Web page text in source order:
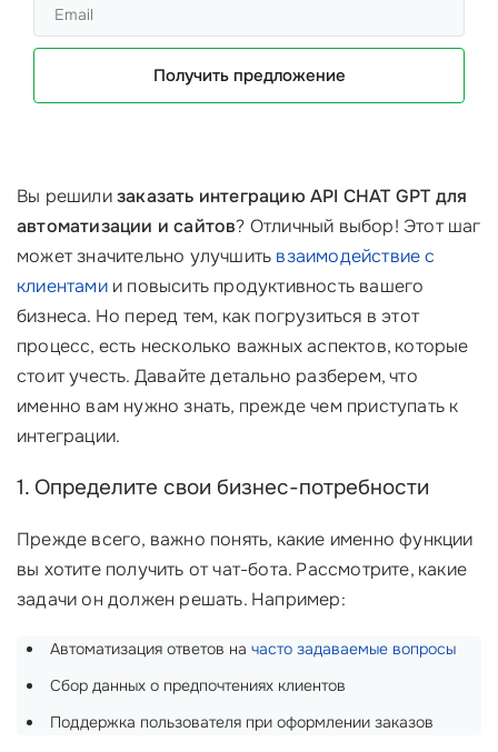
Получить предложение
Вы решилизаказать интеграцию API CHAT GPT для
автоматизации и сайтов? Отличный выбор! Этот шаг
может значительно улучшить взаимодействие с
клиентамии повысить продуктивность вашего
бизнеса. Но перед тем, как погрузиться в этот
процесс, есть несколько важных аспектов, которые
стоит учесть. Давайте детально разберем, что
именно вам нужно знать, прежде чем приступать к
интеграции.
1. Определите свои бизнес-потребности
Прежде всего, важно понять, какие именно функции
вы хотите получить от чат-бота. Рассмотрите, какие
задачи он должен решать. Например:
Автоматизация ответов на часто задаваемые вопросы
Сбор данных о предпочтениях клиентов
Поддержка пользователя при оформлении заказов